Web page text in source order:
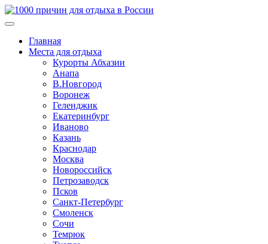
Главная
Места для отдыха
Курорты Абхазии
Анапа
В.Новгород
Воронеж
Геленджик
Екатеринбург
Иваново
Казань
Краснодар
Москва
Новороссийск
Петрозаводск
Псков
Санкт-Петербург
Смоленск
Сочи
Темрюк